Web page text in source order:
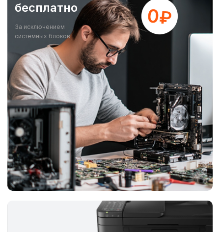
бесплатно
За исключением
системных блоков